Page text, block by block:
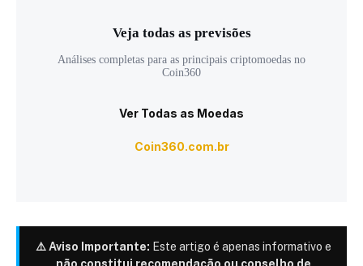
Veja todas as previsões
Análises completas para as principais criptomoedas no
Coin360
Ver Todas as Moedas
Coin360.com.br
⚠️ Aviso Importante: Este artigo é apenas informativo e